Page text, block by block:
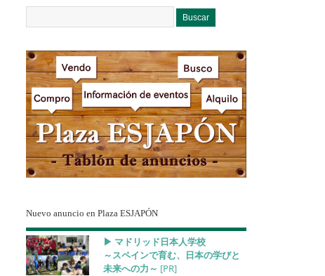
Nuevo anuncio en Plaza ESJAPÓN
▶︎ マドリッド日本人学校
～スペインで育む、日本の学びと
未来への力～ [PR]